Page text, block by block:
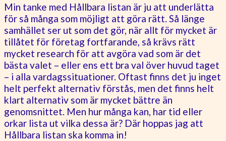
Min tanke med Hållbara listan är ju att underlätta
för så många som möjligt att göra rätt. Så länge
samhället ser ut som det gör, när allt för mycket är
tillåtet för företag fortfarande, så krävs rätt
mycket research för att avgöra vad som är det
bästa valet – eller ens ett bra val över huvud taget
– i alla vardagssituationer. Oftast finns det ju inget
helt perfekt alternativ förstås, men det finns helt
klart alternativ som är mycket bättre än
genomsnittet. Men hur många kan, har tid eller
orkar lista ut vilka dessa är? Där hoppas jag att
Hållbara listan ska komma in!